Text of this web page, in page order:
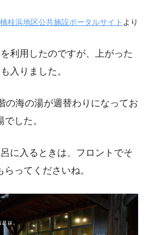
桂浜地区公共施設ポータルサイト より
利用したのですが、上がった
入りました。
の海の湯が週替わりになってお
した。
に入るときは、フロントでそ
ってくださいね。